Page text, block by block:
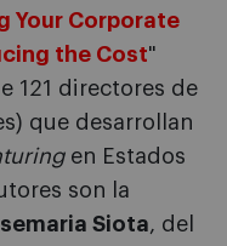
Your Corporate
the Cost"
121 directores de
que desarrollan
en Estados
son la
Siota, del